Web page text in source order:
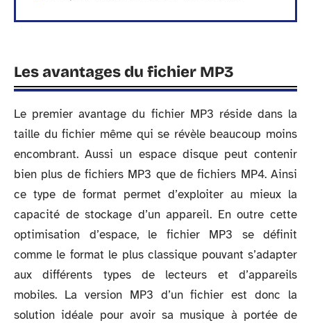
Les avantages du fichier MP3
Le premier avantage du fichier MP3 réside dans la
taille du fichier même qui se révèle beaucoup moins
encombrant. Aussi un espace disque peut contenir
bien plus de fichiers MP3 que de fichiers MP4. Ainsi
ce type de format permet d’exploiter au mieux la
capacité de stockage d’un appareil. En outre cette
optimisation d’espace, le fichier MP3 se définit
comme le format le plus classique pouvant s’adapter
aux différents types de lecteurs et d’appareils
mobiles. La version MP3 d’un fichier est donc la
solution idéale pour avoir sa musique à portée de